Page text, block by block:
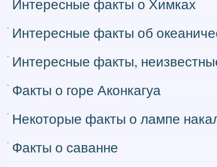
Интересные факты о Химках
Интересные факты об
Интересные факты,
Факты о горе Аконкагуа
Некоторые факты о лампе
Факты о саванне